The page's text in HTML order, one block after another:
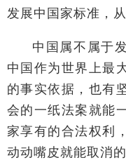
发展中国家标准，
中国属不属于
中国作为世界上最
的事实依据，也有
会的一纸法案就能
家享有的合法权利
动动嘴皮就能取消的